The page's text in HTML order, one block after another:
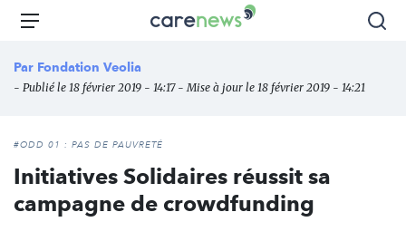
Aller
principal
Carenews,
des
l'engagement
Menu
Par Fondation Veolia
- Publié le 18 février 2019 - 14:17 - Mise à jour le 18 février 2019 - 14:21
#ODD 01 : PAS DE PAUVRETÉ
Initiatives Solidaires réussit sa
campagne de crowdfunding